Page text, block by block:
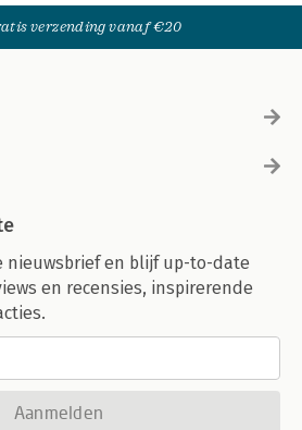
verzending vanaf €20
nieuwsbrief en blijf up-to-date
en recensies, inspirerende
Aanmelden